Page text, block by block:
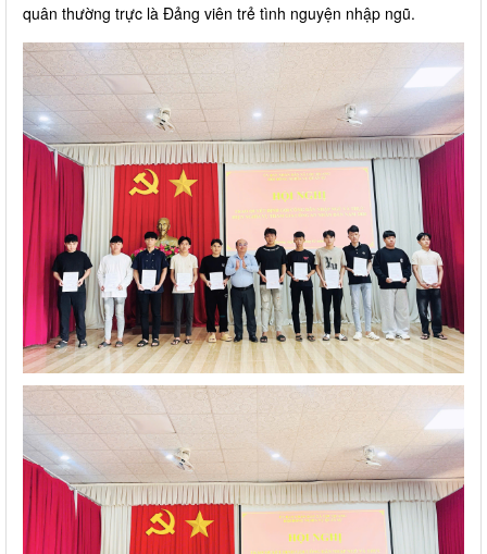
quân thường trực là Đảng viên trẻ tình nguyện nhập ngũ.